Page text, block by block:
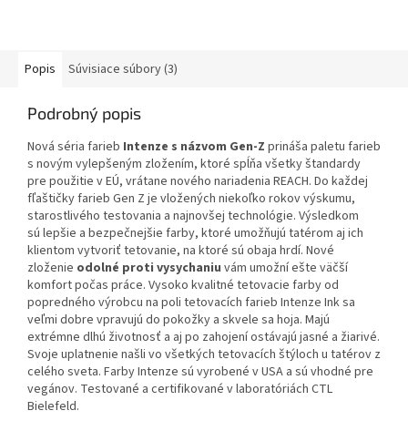
Popis Súvisiace súbory (3)
Podrobný popis
Nová séria farieb Intenze s názvom Gen-Z prináša paletu farieb
s novým vylepšeným zložením, ktoré spĺňa všetky štandardy
pre použitie v EÚ, vrátane nového nariadenia REACH. Do každej
fľaštičky farieb Gen Z je vložených niekoľko rokov výskumu,
starostlivého testovania a najnovšej technológie. Výsledkom
sú lepšie a bezpečnejšie farby, ktoré umožňujú tatérom aj ich
klientom vytvoriť tetovanie, na ktoré sú obaja hrdí. Nové
zloženie odolné proti vysychaniu vám umožní ešte väčší
komfort počas práce. Vysoko kvalitné tetovacie farby od
popredného výrobcu na poli tetovacích farieb Intenze Ink sa
veľmi dobre vpravujú do pokožky a skvele sa hoja. Majú
extrémne dlhú životnosť a aj po zahojení ostávajú jasné a žiarivé.
Svoje uplatnenie našli vo všetkých tetovacích štýloch u tatérov z
celého sveta. Farby Intenze sú vyrobené v USA a sú vhodné pre
vegánov. Testované a certifikované v laboratóriách CTL
Bielefeld.